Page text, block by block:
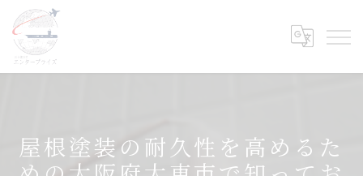
屋根塗装の耐久性を高めるた